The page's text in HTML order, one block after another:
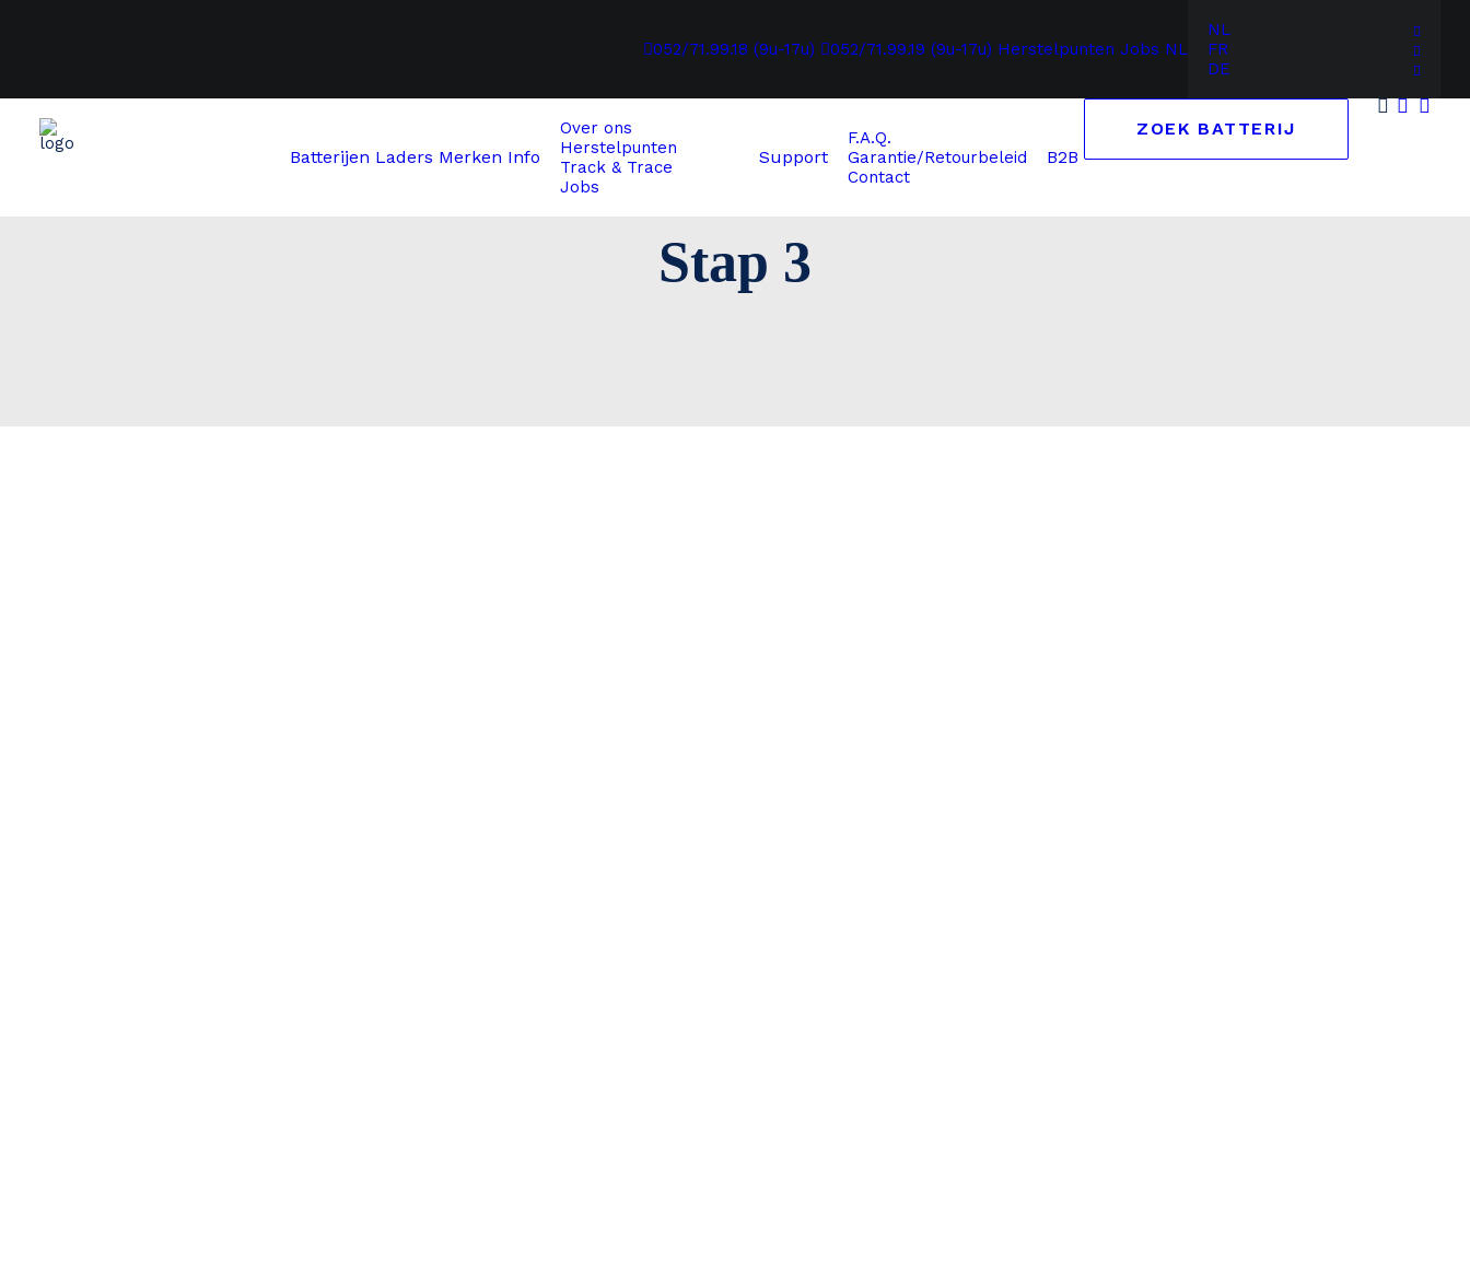
052/71.99.18 (9u-17u) 052/71.99.19 (9u-17u) Herstelpunten Jobs NL
NL
FR
DE
Batterijen Laders Merken Info
Over ons
Herstelpunten
Track & Trace
Jobs
Support
F.A.Q.
Garantie/Retourbeleid
Contact
B2B
ZOEK BATTERIJ
Stap 3